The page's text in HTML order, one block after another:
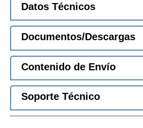
Datos Técnicos
Documentos/Descargas
Contenido de Envío
Soporte Técnico